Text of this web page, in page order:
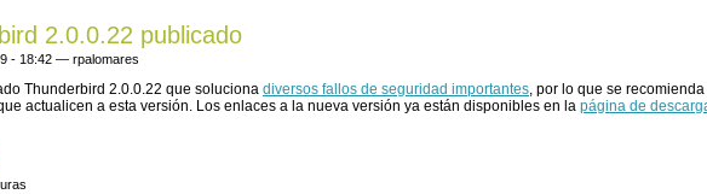
2.0.0.22 publicado
- 18:42 — rpalomares
Thunderbird 2.0.0.22 que soluciona diversos fallos de seguridad importantes, por lo que se
actualicen a esta versión. Los enlaces a la nueva versión ya están disponibles en la página de